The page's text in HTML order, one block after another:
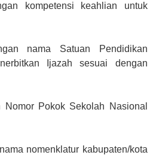
kompetensi keahlian untuk
nama Satuan Pendidikan
Ijazah sesuai dengan
Pokok Sekolah Nasional
nomenklatur kabupaten/kota